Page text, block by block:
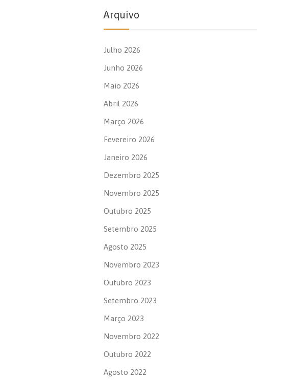
Arquivo
Julho 2026
Junho 2026
Maio 2026
Abril 2026
Março 2026
Fevereiro 2026
Janeiro 2026
Dezembro 2025
Novembro 2025
Outubro 2025
Setembro 2025
Agosto 2025
Novembro 2023
Outubro 2023
Setembro 2023
Março 2023
Novembro 2022
Outubro 2022
Agosto 2022